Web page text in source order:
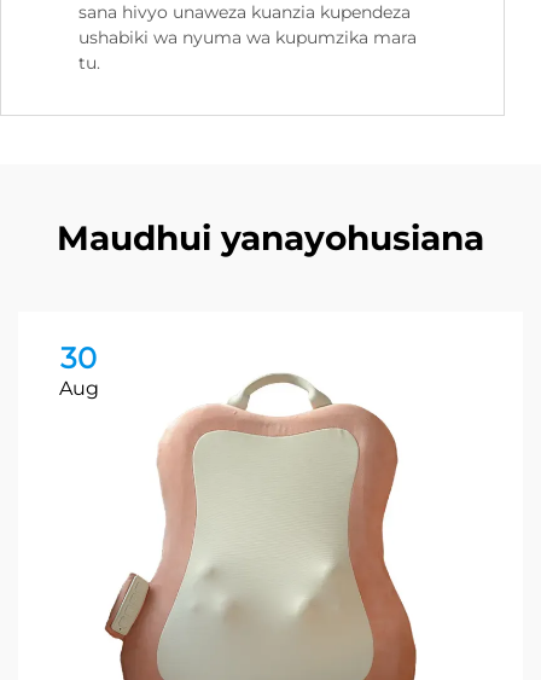
sana hivyo unaweza kuanzia kupendeza
ushabiki wa nyuma wa kupumzika mara
tu.
Maudhui yanayohusiana
30
Aug